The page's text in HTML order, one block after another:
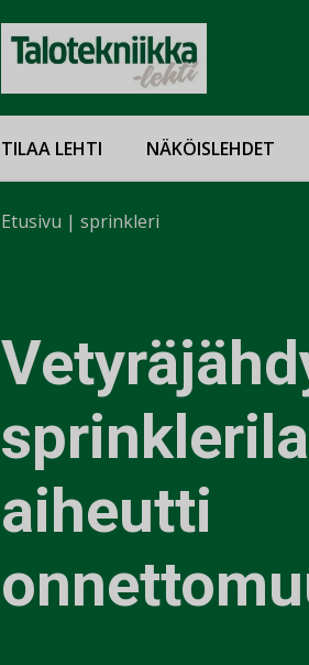
TILAA LEHTI NÄKÖISLEHDET
Etusivu | sprinkleri
aiheutti